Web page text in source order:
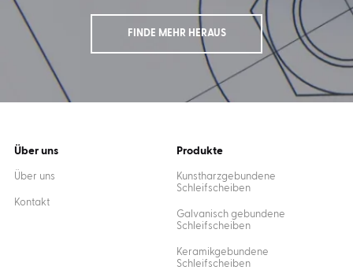
FINDE MEHR HERAUS
Über uns
Über uns
Kontakt
Produkte
Kunstharzgebundene
Schleifscheiben
Galvanisch gebundene
Schleifscheiben
Keramikgebundene
Schleifscheiben